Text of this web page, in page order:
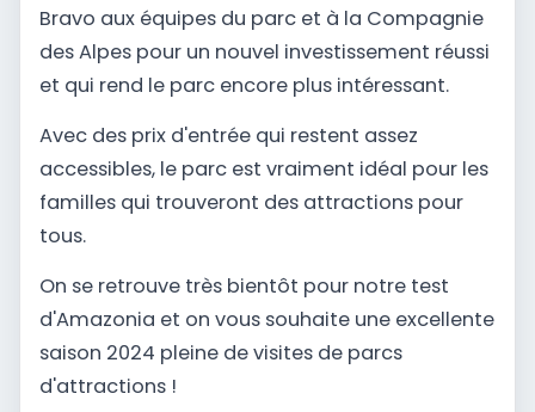
Bravo aux équipes du parc et à la Compagnie
des Alpes pour un nouvel investissement réussi
et qui rend le parc encore plus intéressant.
Avec des prix d'entrée qui restent assez
accessibles, le parc est vraiment idéal pour les
familles qui trouveront des attractions pour
tous.
On se retrouve très bientôt pour notre test
d'Amazonia et on vous souhaite une excellente
saison 2024 pleine de visites de parcs
d'attractions !